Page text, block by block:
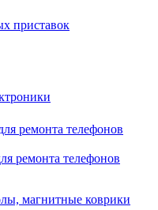
приставок
ремонта телефонов
ремонта телефонов